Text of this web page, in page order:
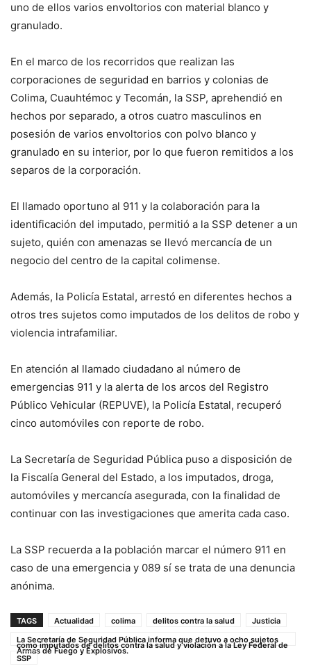
uno de ellos varios envoltorios con material blanco y
granulado.
En el marco de los recorridos que realizan las
corporaciones de seguridad en barrios y colonias de
Colima, Cuauhtémoc y Tecomán, la SSP, aprehendió en
hechos por separado, a otros cuatro masculinos en
posesión de varios envoltorios con polvo blanco y
granulado en su interior, por lo que fueron remitidos a los
separos de la corporación.
El llamado oportuno al 911 y la colaboración para la
identificación del imputado, permitió a la SSP detener a un
sujeto, quién con amenazas se llevó mercancía de un
negocio del centro de la capital colimense.
Además, la Policía Estatal, arrestó en diferentes hechos a
otros tres sujetos como imputados de los delitos de robo y
violencia intrafamiliar.
En atención al llamado ciudadano al número de
emergencias 911 y la alerta de los arcos del Registro
Público Vehicular (REPUVE), la Policía Estatal, recuperó
cinco automóviles con reporte de robo.
La Secretaría de Seguridad Pública puso a disposición de
la Fiscalía General del Estado, a los imputados, droga,
automóviles y mercancía asegurada, con la finalidad de
continuar con las investigaciones que amerita cada caso.
La SSP recuerda a la población marcar el número 911 en
caso de una emergencia y 089 sí se trata de una denuncia
anónima.
TAGS Actualidad colima delitos contra la salud
Justicia
La Secretaría de Seguridad Pública informa que detuvo a ocho sujetos
como imputados de delitos contra la salud y violación a la Ley Federal de
Armas de Fuego y Explosivos.
SSP